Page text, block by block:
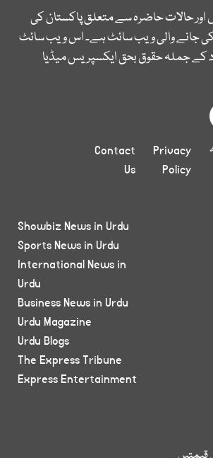
اور حالات حاضرہ سے متعلق پاکستان کی
جانے والی ویب سائٹ ہے۔ اس ویب سائٹ
کے جملہ حقوق بحق ایکسپریس میڈیا
Privacy
Policy
Contact
Us
Showbiz News in Urdu
Sports News in Urdu
International News in
Urdu
Business News in Urdu
Urdu Magazine
Urdu Blogs
The Express Tribune
Express Entertainment